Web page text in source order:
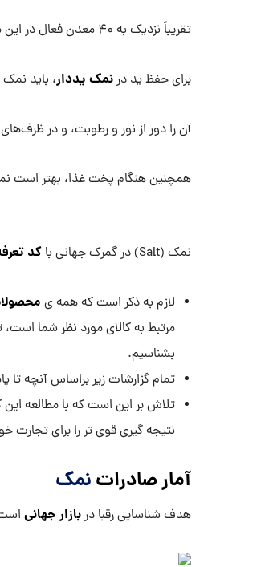
تقریباً نزدیک به ۴۰ معدن فعال در این منطقه قرار دارد که از آن ها روزانه حدود ۱۰ هزار تن نمک استخراج می گردد.
برای حفظ ید درنمک یددار، باید
آن را دور از نور و رطوبت، و در
همچنین هنگام پخت غذا، بهتر است
نمک (Salt) در گمرک جهانی با کد
لازم به ذکر است که همه ی
مرتبط به کالای مورد نظر شما
بشناسیم.
تمام گزارشات زیر براساس آنچه تا پایان سال ۲۰۱۸ میلادی در گمرکات اظهار و
تلاش بر این است که با مطالعه
نتیجه گیری قوی تر را برای تجارت
آمار صادراتنمک
هدف شناسایی رقبا دربازار جهانی